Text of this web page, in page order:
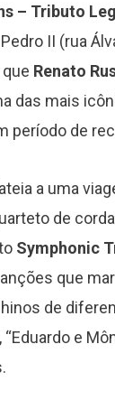
– Tributo
II (rua
Renato
das mais
período de
a uma
de
Symphonic
que
de
“Eduardo e